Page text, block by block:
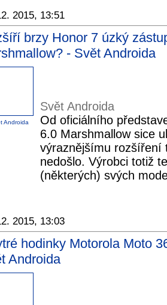
2015, 13:51
brzy Honor 7 úzký
- Svět Androida
Androida
Svět Androida
Od oficiálního
6.0 Marshmallow sice
výraznějšímu rozšíření
nedošlo. Výrobci totiž
(některých) svých
2015, 13:03
hodinky Motorola Moto
Androida